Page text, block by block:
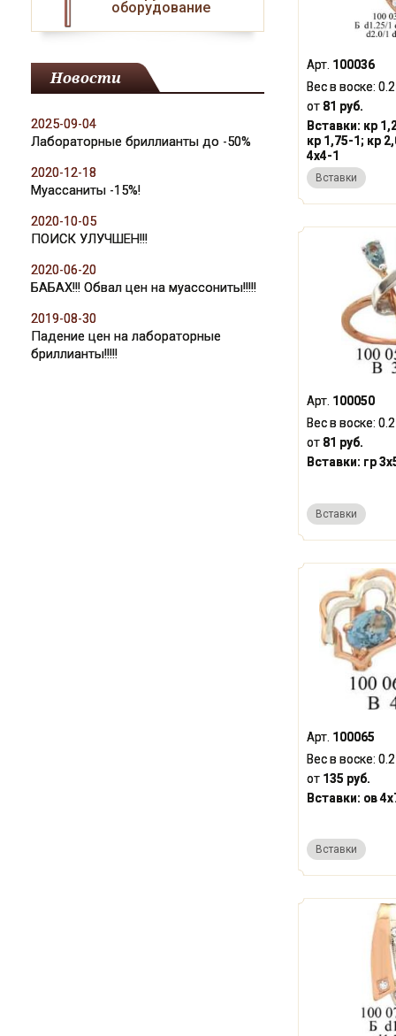
Арт. 100036
Вес в воске:
от 81 руб.
Вставки: кр
кр 1,75-1; кр
4x4-1
Вставки
Арт. 100050
Вес в воске:
от 81 руб.
Вставки: гр
Вставки
Арт. 100065
Вес в воске:
от 135 руб.
Вставки: ов
Вставки
оборудование
Новости
2025-09-04
Лабораторные бриллианты до -50%
2020-12-18
Муассаниты -15%!
2020-10-05
ПОИСК УЛУЧШЕН!!!
2020-06-20
БАБАХ!!! Обвал цен на муассониты!!!!!
2019-08-30
Падение цен на лабораторные
бриллианты!!!!!